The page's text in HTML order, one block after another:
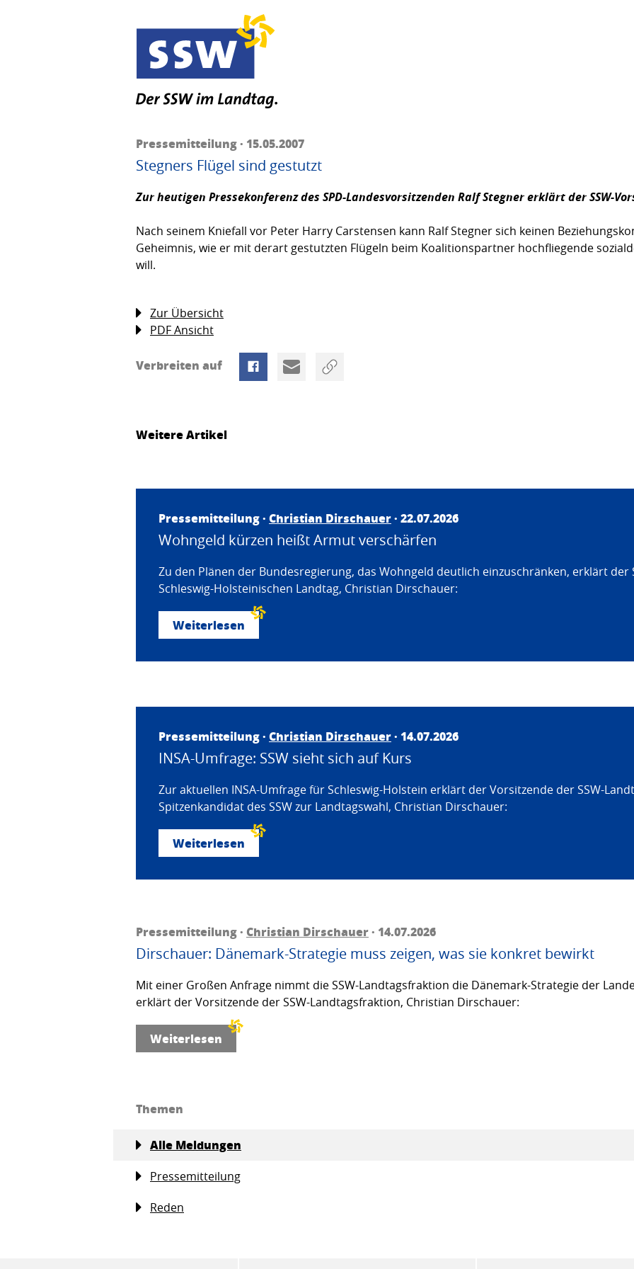
Pressemitteilung · 15.05.2007
Stegners Flügel sind gestutzt
Zur heutigen Pressekonferenz des SPD-Landesvorsitzenden Ralf Stegner erklärt der SSW-
Nach seinem Kniefall vor Peter Harry Carstensen kann Ralf Stegner sich keinen
Geheimnis, wie er mit derart gestutzten Flügeln beim Koalitionspartner hochfliegende
will.
Zur Übersicht
PDF Ansicht
Verbreiten auf
Weitere Artikel
Pressemitteilung · Christian Dirschauer· 22.07.2026
Wohngeld kürzen heißt Armut verschärfen
Zu den Plänen der Bundesregierung, das Wohngeld deutlich einzuschränken, erklärt der
Schleswig-Holsteinischen Landtag, Christian Dirschauer:
Weiterlesen
Pressemitteilung · Christian Dirschauer· 14.07.2026
INSA-Umfrage: SSW sieht sich auf Kurs
Zur aktuellen INSA-Umfrage für Schleswig-Holstein erklärt der Vorsitzende der SSW-
Spitzenkandidat des SSW zur Landtagswahl, Christian Dirschauer:
Weiterlesen
Pressemitteilung · Christian Dirschauer· 14.07.2026
Dirschauer: Dänemark-Strategie muss zeigen, was sie konkret bewirkt
Mit einer Großen Anfrage nimmt die SSW-Landtagsfraktion die Dänemark-Strategie der
erklärt der Vorsitzende der SSW-Landtagsfraktion, Christian Dirschauer:
Weiterlesen
Themen
Alle Meldungen
Pressemitteilung
Reden